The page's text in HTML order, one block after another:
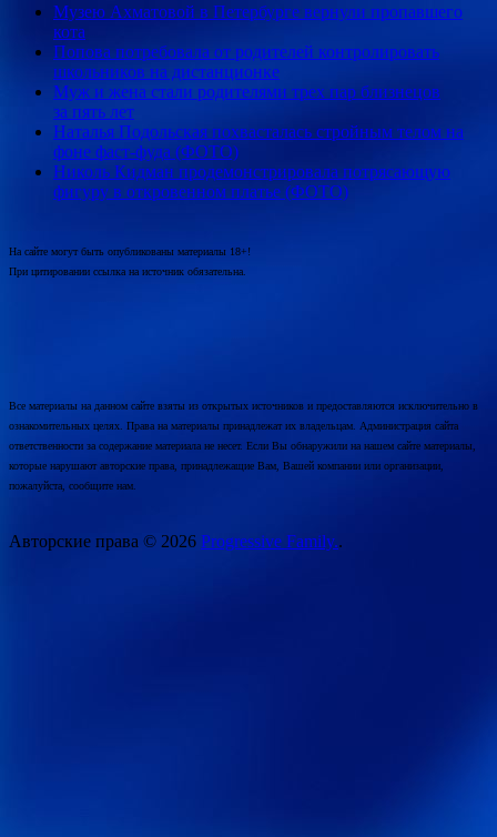
Музею Ахматовой в Петербурге вернули пропавшего
кота
Попова потребовала от родителей контролировать
школьников на дистанционке
Муж и жена стали родителями трех пар близнецов
за пять лет
Наталья Подольская похвасталась стройным телом на
фоне фаст-фуда (ФОТО)
Николь Кидман продемонстрировала потрясающую
фигуру в откровенном платье (ФОТО)
На сайте могут быть опубликованы материалы 18+!
При цитировании ссылка на источник обязательна.
Все материалы на данном сайте взяты из открытых источников и предоставляются исключительно в
ознакомительных целях. Права на материалы принадлежат их владельцам. Администрация сайта
ответственности за содержание материала не несет. Если Вы обнаружили на нашем сайте материалы,
которые нарушают авторские права, принадлежащие Вам, Вашей компании или организации,
пожалуйста, сообщите нам.
Авторские права © 2026 Progressive Family..